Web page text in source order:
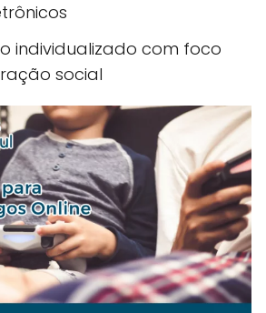
individualizado com foco
social